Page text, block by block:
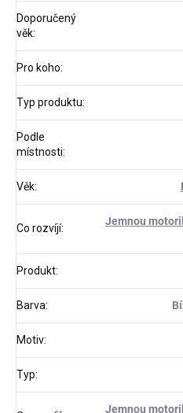
Doporučený
věk:
Pro koho:
Typ produktu:
Podle
místnosti:
Věk:
Co rozvíjí:
Jemnou
Produkt:
Barva:
Motiv:
Typ:
Jemnou